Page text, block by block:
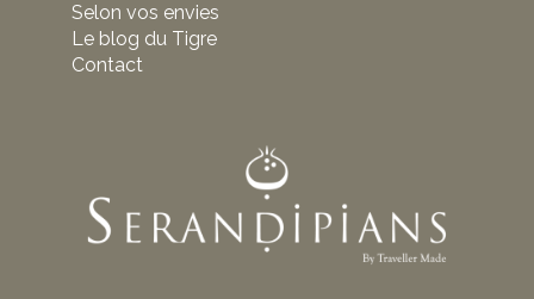
Selon vos envies
Le blog du Tigre
Contact